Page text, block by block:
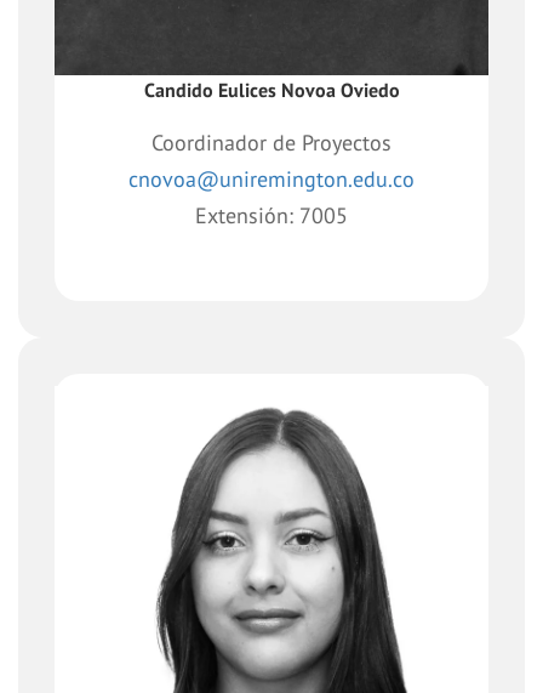
Candido Eulices Novoa Oviedo
Coordinador de Proyectos
cnovoa@uniremington.edu.co
Extensión: 7005
Profesional transversal en
Comunicaciones con conocimiento en
marketing digital y habilidades para
manejo de redes sociales y programas
de diseño a lineados a la comunicación
visual en pro de fortalecer la promoción